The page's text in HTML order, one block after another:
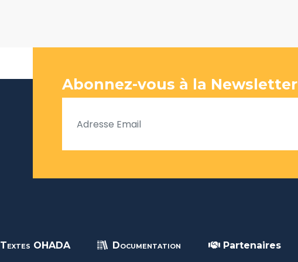
Abonnez-vous à la Newsletter
Textes OHADA Documentation Partenaires